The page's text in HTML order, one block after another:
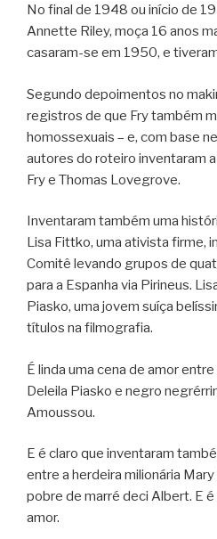
No final de 1948 ou início de
Annette Riley, moça 16 anos
casaram-se em 1950, e
Segundo depoimentos no
registros de que Fry também
homossexuais – e, com base
autores do roteiro inventaram
Fry e Thomas Lovegrove.
Inventaram também uma
Lisa Fittko, uma ativista firme,
Comitê levando grupos de
para a Espanha via Pirineus.
Piasko, uma jovem suíça
títulos na filmografia.
É linda uma cena de amor
Deleila Piasko e negro
Amoussou.
E é claro que inventaram
entre a herdeira milionária
pobre de marré deci Albert. E
amor.